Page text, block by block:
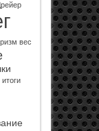
вес
итоги